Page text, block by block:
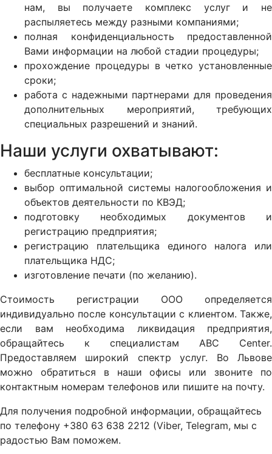
нам, вы получаете комплекс услуг и не
распыляетесь между разными компаниями;
полная конфиденциальность предоставленной
Вами информации на любой стадии процедуры;
прохождение процедуры в четко установленные
сроки;
работа с надежными партнерами для проведения
дополнительных мероприятий, требующих
специальных разрешений и знаний.
Наши услуги охватывают:
бесплатные консультации;
выбор оптимальной системы налогообложения и
объектов деятельности по КВЭД;
подготовку необходимых документов и
регистрацию предприятия;
регистрацию плательщика единого налога или
плательщика НДС;
изготовление печати (по желанию).
Стоимость регистрации ООО определяется
индивидуально после консультации с клиентом. Также,
если вам необходима ликвидация предприятия,
обращайтесь к специалистам ABC Center.
Предоставляем широкий спектр услуг. Во Львове
можно обратиться в наши офисы или звоните по
контактным номерам телефонов или пишите на почту.
Для получения подробной информации, обращайтесь
по телефону +380 63 638 2212 (Viber, Telegram, мы с
радостью Вам поможем.